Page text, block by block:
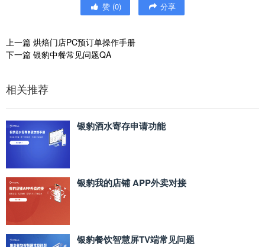
赞 (0) 分享
上一篇 烘焙门店PC预订单操作手册
下一篇 银豹中餐常见问题QA
相关推荐
银豹酒水寄存申请功能
银豹我的店铺 APP外卖对接
银豹餐饮智慧屏TV端常见问题